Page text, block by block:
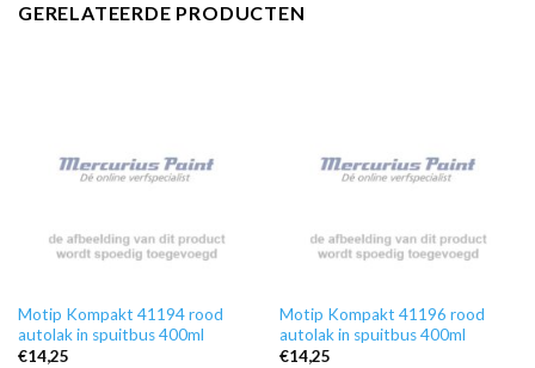
GERELATEERDE PRODUCTEN
Motip Kompakt 41194 rood
autolak in spuitbus 400ml
€14,25
Motip Kompakt 41196 rood
autolak in spuitbus 400ml
€14,25